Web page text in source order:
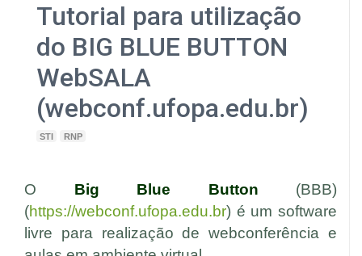
Tutorial para utilização
do BIG BLUE BUTTON
WebSALA
(webconf.ufopa.edu.br)
STI RNP
O Big Blue Button
(BBB)
(https://webconf.ufopa.edu.br) é um software
livre para realização de webconferência e